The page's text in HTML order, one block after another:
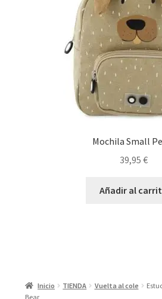
Mochila Small
39,95 €
Añadir al
Inicio TIENDA Vuelta al cole
Bear